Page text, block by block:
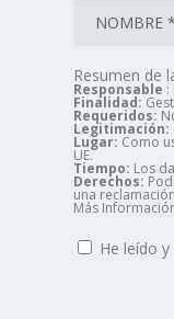
Resumen de
Responsable :
Finalidad:
Requeridos:
Legitimación:
Lugar: Como
UE.
Tiempo: Los
Derechos:
una
Más
He leído